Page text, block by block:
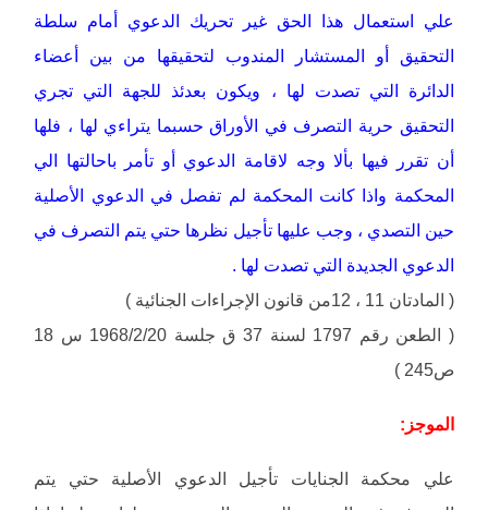
علي استعمال هذا الحق غير تحريك الدعوي أمام سلطة
التحقيق أو المستشار المندوب لتحقيقها من بين أعضاء
الدائرة التي تصدت لها ، ويكون بعدئذ للجهة التي تجري
التحقيق حرية التصرف في الأوراق حسبما يتراءي لها ، فلها
أن تقرر فيها بألا وجه لاقامة الدعوي أو تأمر باحالتها الي
المحكمة واذا كانت المحكمة لم تفصل في الدعوي الأصلية
حين التصدي ، وجب عليها تأجيل نظرها حتي يتم التصرف في
الدعوي الجديدة التي تصدت لها .
( المادتان 11 ، 12من قانون الإجراءات الجنائية )
( الطعن رقم 1797 لسنة 37 ق جلسة 1968/2/20 س 18
ص245 )
الموجز:
علي محكمة الجنايات تأجيل الدعوي الأصلية حتي يتم